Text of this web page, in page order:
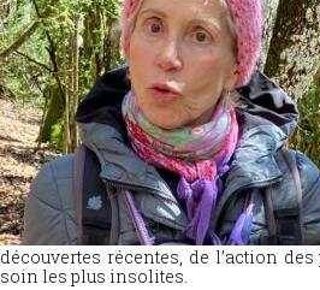
découvertes récentes, de l’action
soin les plus insolites.